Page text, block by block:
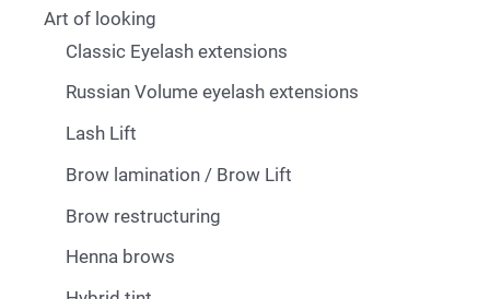
Art of looking
Classic Eyelash extensions
Russian Volume eyelash extensions
Lash Lift
Brow lamination / Brow Lift
Brow restructuring
Henna brows